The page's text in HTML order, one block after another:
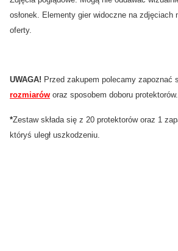
osłonek. Elementy gier widoczne na zdjęciach
oferty.
UWAGA! Przed zakupem polecamy zapoznać
rozmiarów oraz sposobem doboru protektorów.
*Zestaw składa się z 20 protektorów oraz 1
któryś uległ uszkodzeniu.